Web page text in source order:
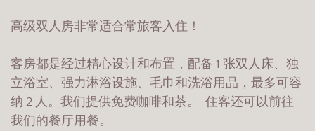
高级双人房非常适合常旅客入住！
客房都是经过精心设计和布置，配备 1 张双人床、独
立浴室、强力淋浴设施、毛巾和洗浴用品，最多可容
纳 2 人。我们提供免费咖啡和茶。 住客还可以前往
我们的餐厅用餐。